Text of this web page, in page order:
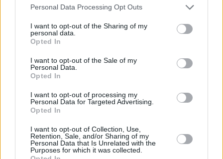
Please note that this website/app uses one or more Google
not limited to your visit or usage behaviour. You may click to
grant or deny consent to Google and its third-party tags to
use your data for below specified purposes in below Google
consent section.
Personal Data Processing Opt Outs
I want to opt-out of the Sharing of my
personal data.
Opted In
I want to opt-out of the Sale of my
Personal Data.
Opted In
I want to opt-out of processing my
Personal Data for Targeted Advertising.
Opted In
I want to opt-out of Collection, Use,
Retention, Sale, and/or Sharing of my
Personal Data that Is Unrelated with the
Purposes for which it was collected.
29.05.2025, 13:10